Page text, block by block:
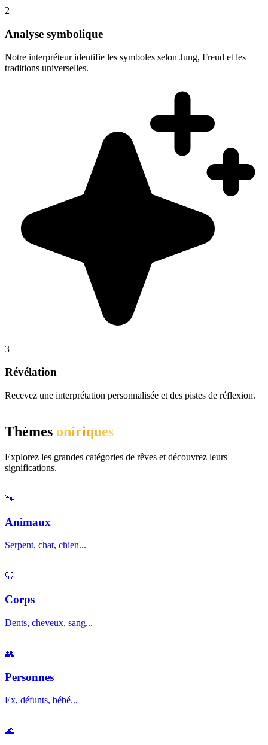
2
Analyse symbolique
Notre interpréteur identifie les symboles selon Jung, Freud et les
traditions universelles.
3
Révélation
Recevez une interprétation personnalisée et des pistes de réflexion.
Thèmes oniriques
Explorez les grandes catégories de rêves et découvrez leurs
significations.
🐾
Animaux
Serpent, chat, chien...
🦷
Corps
Dents, cheveux, sang...
👥
Personnes
Ex, défunts, bébé...
🌊